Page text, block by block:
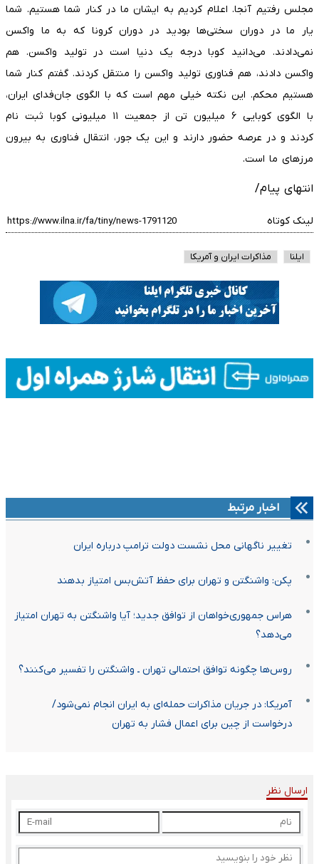
مجلس رفتیم آنجا. اعلام کردیم به ایشان ما در کنار شما هستیم. شما
یار ما در دوران سختی‌ها بودید در دوران کرونا که به ما واکسن
نمی‌دادند. می‌دانید کوبا درجه یک دنیا است در تولید واکسن. هم
واکسن دادند، هم فناوری تولید واکسن را منتقل کردند. گفتم کنار شما
هستیم محکم. این نکته خیلی مهم است که با الگوی جان‌فدای ایران،
با الگوی کوبایی ۶ میلیون تن از جمعیت ۱۱ میلیونی کوبا ثبت نام
کردند و در عرصه حضور دارند و این یک جور، انتقال فناوری به بیرون
مرزهای ما است.
انتهای پیام/
لینک کوتاه
ایلنا مذاکرات ایران و آمریکا
اخبار مرتبط
تغییر ناگهانی محل نشست دولت ترامپ درباره ایران
پکن: واشنگتن و تهران برای حفظ آتش‌بس امتیاز بدهند
هراس جمهوری‌خواهان از توافق جدید؛ آیا واشنگتن به تهران امتیاز
می‌دهد؟
روس‌ها چگونه توافق احتمالی تهران ـ واشنگتن را تفسیر می‌کنند؟
آمریکا: در جریان مذاکرات حمله‌ای به ایران انجام نمی‌شود/
درخواست از چین برای اعمال فشار به تهران
ارسال نظر